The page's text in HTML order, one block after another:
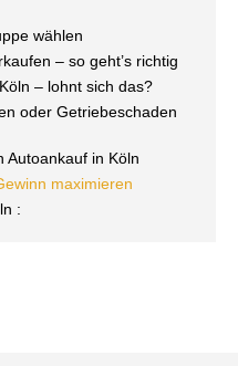
wählen
– so geht’s richtig
– lohnt sich das?
oder Getriebeschaden
Autoankauf in Köln
maximieren
: